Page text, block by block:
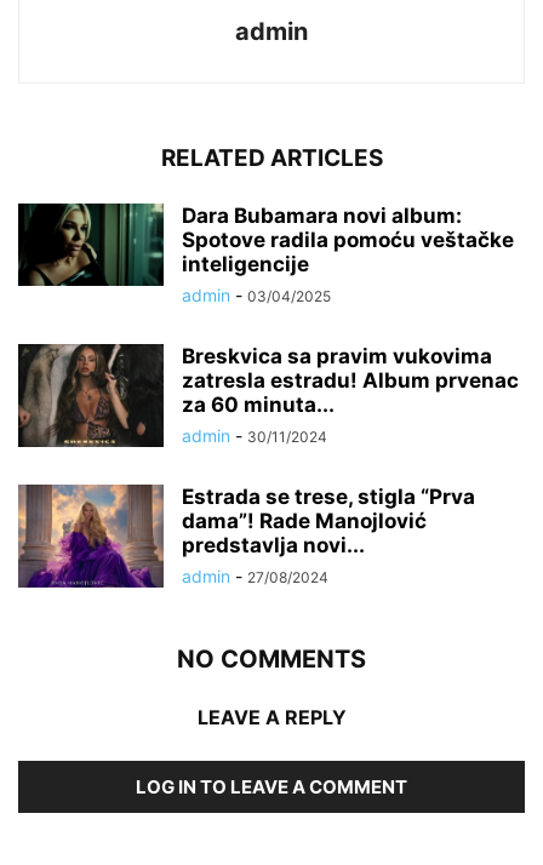
admin
RELATED ARTICLES
Dara Bubamara novi album:
Spotove radila pomoću veštačke
inteligencije
admin - 03/04/2025
Breskvica sa pravim vukovima
zatresla estradu! Album prvenac
za 60 minuta...
admin - 30/11/2024
Estrada se trese, stigla “Prva
dama”! Rade Manojlović
predstavlja novi...
admin - 27/08/2024
NO COMMENTS
LEAVE A REPLY
LOG IN TO LEAVE A COMMENT